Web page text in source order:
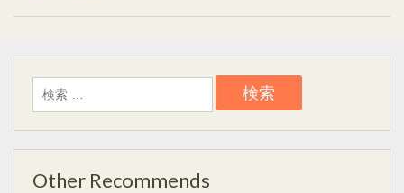
検
索:
Other Recommends